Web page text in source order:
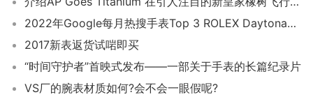
2022年Google每月热搜手表Top 3 ROLEX Daytona非冠军OMEGA跻前3
2017新表返货试啱即买
“时间守护者”首映式发布——一部关于手表的长篇纪录片
VS厂的腕表材质如何?会不会一眼假呢?